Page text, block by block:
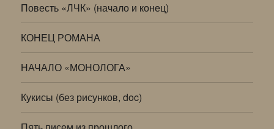
Повесть «ЛЧК» (начало и конец)
КОНЕЦ РОМАНА
НАЧАЛО «МОНОЛОГА»
Кукисы (без рисунков, doc)